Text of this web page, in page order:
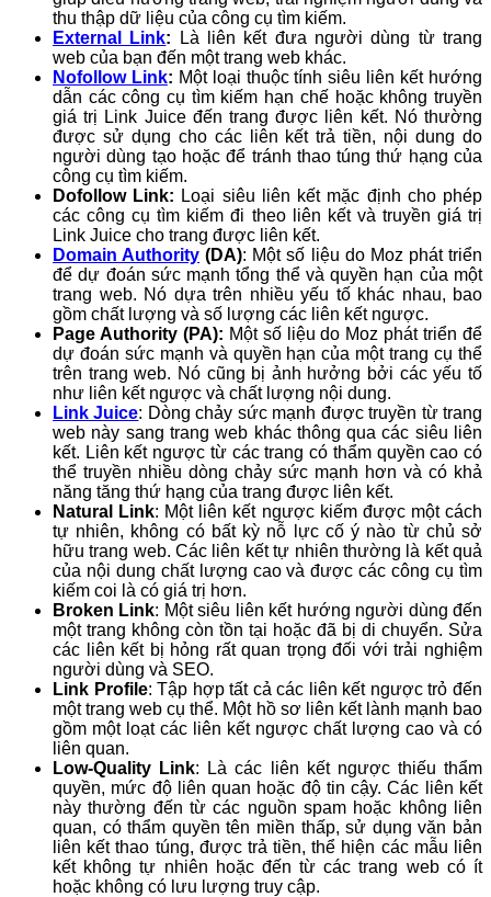
thu thập dữ liệu của công cụ tìm kiếm.
External Link:
Là liên kết đưa người dùng từ trang
web của bạn đến một trang web khác.
Nofollow Link: Một loại thuộc tính siêu liên kết hướng
dẫn các công cụ tìm kiếm hạn chế hoặc không truyền
giá trị Link Juice đến trang được liên kết. Nó thường
được sử dụng cho các liên kết trả tiền, nội dung do
người dùng tạo hoặc để tránh thao túng thứ hạng của
công cụ tìm kiếm.
Dofollow Link: Loại siêu liên kết mặc định cho phép
các công cụ tìm kiếm đi theo liên kết và truyền giá trị
Link Juice cho trang được liên kết.
Domain Authority (DA): Một số liệu do Moz phát triển
để dự đoán sức mạnh tổng thể và quyền hạn của một
trang web. Nó dựa trên nhiều yếu tố khác nhau, bao
gồm chất lượng và số lượng các liên kết ngược.
Page Authority (PA): Một số liệu do Moz phát triển để
dự đoán sức mạnh và quyền hạn của một trang cụ thể
trên trang web. Nó cũng bị ảnh hưởng bởi các yếu tố
như liên kết ngược và chất lượng nội dung.
Link Juice: Dòng chảy sức mạnh được truyền từ trang
web này sang trang web khác thông qua các siêu liên
kết. Liên kết ngược từ các trang có thẩm quyền cao có
thể truyền nhiều dòng chảy sức mạnh hơn và có khả
năng tăng thứ hạng của trang được liên kết.
Natural Link: Một liên kết ngược kiếm được một cách
tự nhiên, không có bất kỳ nỗ lực cố ý nào từ chủ sở
hữu trang web. Các liên kết tự nhiên thường là kết quả
của nội dung chất lượng cao và được các công cụ tìm
kiếm coi là có giá trị hơn.
Broken Link: Một siêu liên kết hướng người dùng đến
một trang không còn tồn tại hoặc đã bị di chuyển. Sửa
các liên kết bị hỏng rất quan trọng đối với trải nghiệm
người dùng và SEO.
Link Profile: Tập hợp tất cả các liên kết ngược trỏ đến
một trang web cụ thể. Một hồ sơ liên kết lành mạnh bao
gồm một loạt các liên kết ngược chất lượng cao và có
liên quan.
Low-Quality Link: Là các liên kết ngược thiếu thẩm
quyền, mức độ liên quan hoặc độ tin cậy. Các liên kết
này thường đến từ các nguồn spam hoặc không liên
quan, có thẩm quyền tên miền thấp, sử dụng văn bản
liên kết thao túng, được trả tiền, thể hiện các mẫu liên
kết không tự nhiên hoặc đến từ các trang web có ít
hoặc không có lưu lượng truy cập.